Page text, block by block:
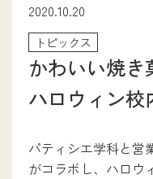
医療事務学科
ファッションクリ
ブライダル・コ
メディカルトリマ
パティシエ・ブー
介護福祉学科
アニメイラスト学
2020.10.20
トピックス
かわいい焼き
ハロウィン
パティシエ学科と営
がコラボし、ハロウ